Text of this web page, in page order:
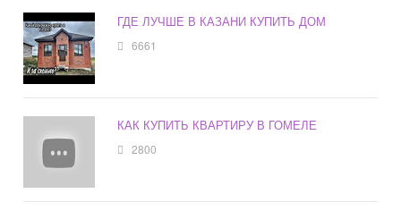
ГДЕ ЛУЧШЕ В КАЗАНИ КУПИТЬ ДОМ
6661
КАК КУПИТЬ КВАРТИРУ В ГОМЕЛЕ
2800